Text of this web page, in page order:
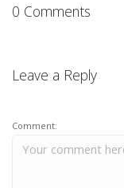
0 Comments
Leave a Reply
Comment: